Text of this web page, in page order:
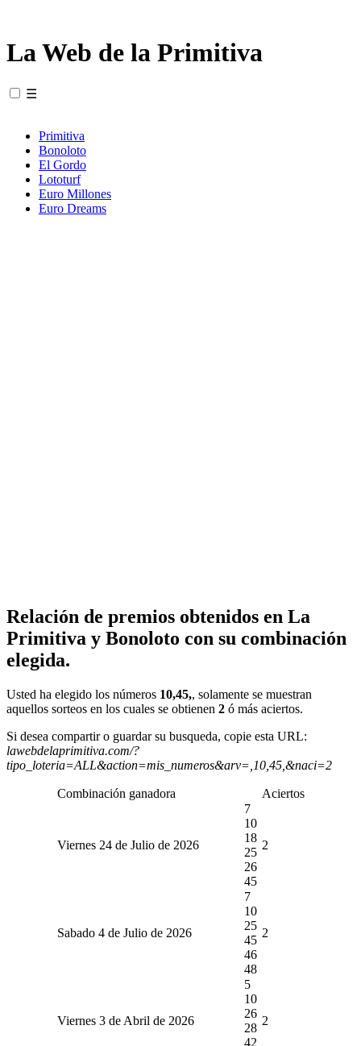
La Web de la Primitiva
☰
Primitiva
Bonoloto
El Gordo
Lototurf
Euro Millones
Euro Dreams
Relación de premios obtenidos en La
Primitiva y Bonoloto con su combinación
elegida.
Usted ha elegido los números 10,45,, solamente se muestran
aquellos sorteos en los cuales se obtienen 2 ó más aciertos.
Si desea compartir o guardar su busqueda, copie esta URL:
lawebdelaprimitiva.com/?
tipo_loteria=ALL&action=mis_numeros&arv=,10,45,&naci=2
Combinación ganadora Aciertos
Viernes 24 de Julio de 2026
7
10
18
25
26
45
2
Sabado 4 de Julio de 2026
7
10
25
45
46
48
2
Viernes 3 de Abril de 2026
5
10
26
28
42
2